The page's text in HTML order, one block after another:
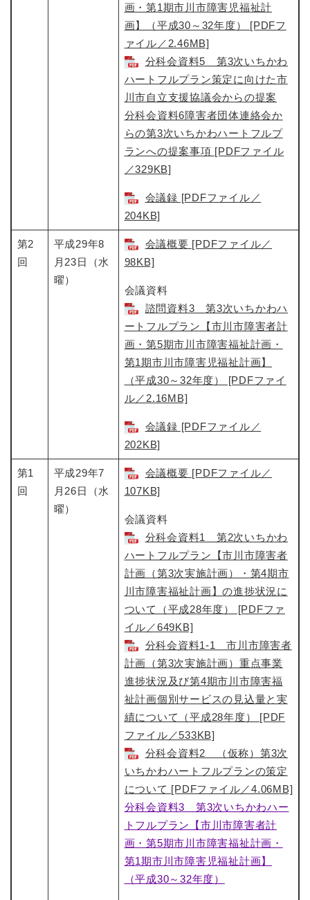
画・第1期市川市障害児福祉計
画】（平成30～32年度） [PDFフ
ァイル／2.46MB]
分科会資料5 第3次いちかわ
ハートフルプラン策定に向けた市
川市自立支援協議会からの提案
分科会資料6障害者団体連絡会か
らの第3次いちかわハートフルプ
ランへの提案事項 [PDFファイル
／329KB]
会議録 [PDFファイル／
204KB]
第2
回
平成29年8
月23日（水
曜）
会議概要 [PDFファイル／
98KB]
会議資料
諮問資料3 第3次いちかわハ
ートフルプラン【市川市障害者計
画・第5期市川市障害福祉計画・
第1期市川市障害児福祉計画】
（平成30～32年度） [PDFファイ
ル／2.16MB]
会議録 [PDFファイル／
202KB]
第1
回
平成29年7
月26日（水
曜）
会議概要 [PDFファイル／
107KB]
会議資料
分科会資料1 第2次いちかわ
ハートフルプラン【市川市障害者
計画（第3次実施計画）・第4期市
川市障害福祉計画】の進捗状況に
ついて（平成28年度） [PDFファ
イル／649KB]
分科会資料1-1 市川市障害者
計画（第3次実施計画）重点事業
進捗状況及び第4期市川市障害福
祉計画個別サービスの見込量と実
績について（平成28年度） [PDF
ファイル／533KB]
分科会資料2 （仮称）第3次
いちかわハートフルプランの策定
について [PDFファイル／4.06MB]
分科会資料3 第3次いちかわハー
トフルプラン【市川市障害者計
画・第5期市川市障害福祉計画・
第1期市川市障害児福祉計画】
（平成30～32年度）